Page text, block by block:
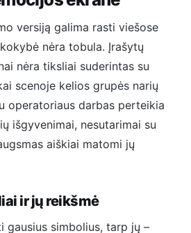
versiją galima rasti viešose
nėra tobula. Įrašytų
nėra tiksliai suderintas su
scenoje kelios grupės narių
operatoriaus darbas perteikia
išgyvenimai, nesutarimai su
aiškiai matomi jų
ir jų reikšmė
gausius simbolius, tarp jų –